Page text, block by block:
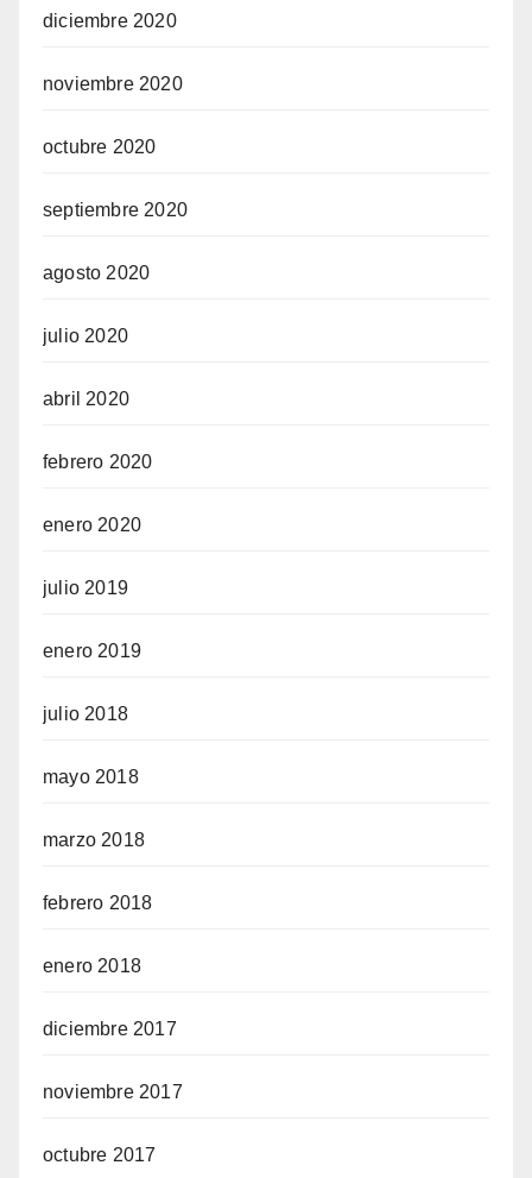
diciembre 2020
noviembre 2020
octubre 2020
septiembre 2020
agosto 2020
julio 2020
abril 2020
febrero 2020
enero 2020
julio 2019
enero 2019
julio 2018
mayo 2018
marzo 2018
febrero 2018
enero 2018
diciembre 2017
noviembre 2017
octubre 2017